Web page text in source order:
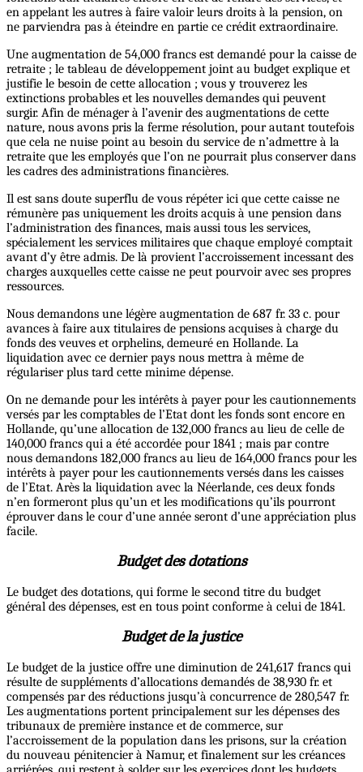
en appelant les autres à faire valoir leurs droits à la pension, on
ne parviendra pas à éteindre en partie ce crédit extraordinaire.
Une augmentation de 54,000 francs est demandé pour la caisse de
retraite ; le tableau de développement joint au budget explique et
justifie le besoin de cette allocation ; vous y trouverez les
extinctions probables et les nouvelles demandes qui peuvent
surgir. Afin de ménager à l’avenir des augmentations de cette
nature, nous avons pris la ferme résolution, pour autant toutefois
que cela ne nuise point au besoin du service de n’admettre à la
retraite que les employés que l’on ne pourrait plus conserver dans
les cadres des administrations financières.
Il est sans doute superflu de vous répéter ici que cette caisse ne
rémunère pas uniquement les droits acquis à une pension dans
l’administration des finances, mais aussi tous les services,
spécialement les services militaires que chaque employé comptait
avant d’y être admis. De là provient l’accroissement incessant des
charges auxquelles cette caisse ne peut pourvoir avec ses propres
ressources.
Nous demandons une légère augmentation de 687 fr. 33 c. pour
avances à faire aux titulaires de pensions acquises à charge du
fonds des veuves et orphelins, demeuré en Hollande. La
liquidation avec ce dernier pays nous mettra à même de
régulariser plus tard cette minime dépense.
On ne demande pour les intérêts à payer pour les cautionnements
versés par les comptables de l’Etat dont les fonds sont encore en
Hollande, qu’une allocation de 132,000 francs au lieu de celle de
140,000 francs qui a été accordée pour 1841 ; mais par contre
nous demandons 182,000 francs au lieu de 164,000 francs pour les
intérêts à payer pour les cautionnements versés dans les caisses
de l’Etat. Arès la liquidation avec la Néerlande, ces deux fonds
n’en formeront plus qu’un et les modifications qu’ils pourront
éprouver dans le cour d’une année seront d’une appréciation plus
facile.
Budget des dotations
Le budget des dotations, qui forme le second titre du budget
général des dépenses, est en tous point conforme à celui de 1841.
Budget de la justice
Le budget de la justice offre une diminution de 241,617 francs qui
résulte de suppléments d’allocations demandés de 38,930 fr. et
compensés par des réductions jusqu’à concurrence de 280,547 fr.
Les augmentations portent principalement sur les dépenses des
tribunaux de première instance et de commerce, sur
l’accroissement de la population dans les prisons, sur la création
du nouveau pénitencier à Namur, et finalement sur les créances